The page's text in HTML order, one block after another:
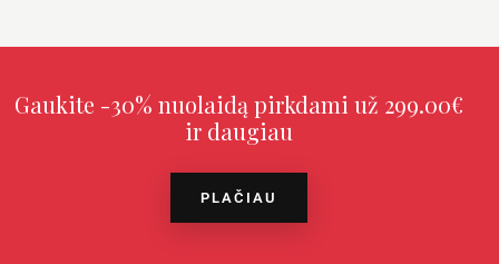
Gaukite -30% nuolaidą pirkdami už 299.00€
ir daugiau
PLAČIAU